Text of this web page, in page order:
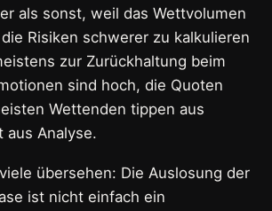
als sonst, weil das Wettvolumen
Risiken schwerer zu kalkulieren
zur Zurückhaltung beim
sind hoch, die Quoten
Wettenden tippen aus
aus Analyse.
übersehen: Die Auslosung der
ist nicht einfach ein